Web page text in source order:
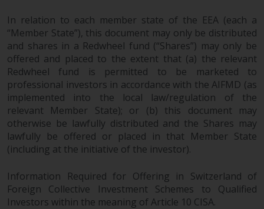
Fähigkeiten von Redwheel und
dient nur zu
Informationszwecken. Keines der
auf dieser Website enthaltenen
Materialien soll ein
Verkaufsangebot oder eine
Aufforderung oder Aufforderung
zur Abgabe eines Angebots zum
Kauf von Produkten oder
Dienstleistungen darstellen, die
von Redwheel oder einem seiner
verbundenen Unternehmen
bereitgestellt werden, und darf
nicht im Zusammenhang mit
In relation to each member state of the EEA (each a
“Member State”), this document may only be distributed
and shares in a Redwheel fund (“Shares”) may only be
offered and placed to the extent that (a) the relevant
Redwheel fund is permitted to be marketed to
professional investors in accordance with the AIFMD (as
implemented into the local law/regulation of the
relevant Member State); or (b) this document may
otherwise be lawfully distributed and the Shares may
lawfully be offered or placed in that Member State
(including at the initiative of the investor).
Information Required for Offering in Switzerland of
Foreign Collective Investment Schemes to Qualified
Investors within the meaning of Article 10 CISA.